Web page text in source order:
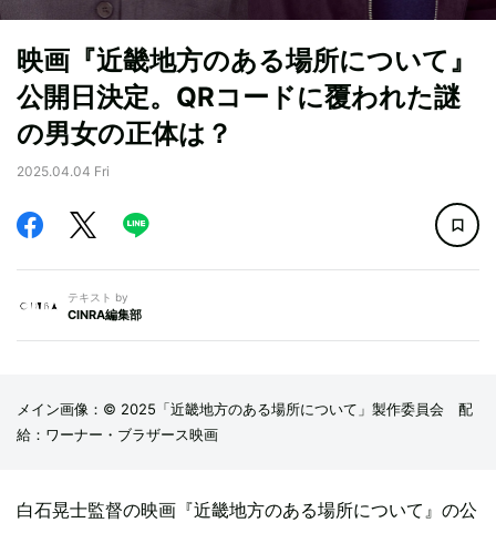
映画『近畿地方のある場所について』
公開日決定。QRコードに覆われた謎
の男女の正体は？
2025.04.04 Fri
テキスト by
CINRA編集部
メイン画像：© 2025「近畿地方のある場所について」製作委員会 配
給：ワーナー・ブラザース映画
白石晃士監督の映画『近畿地方のある場所について』の公